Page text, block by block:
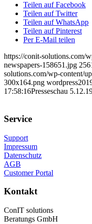
Teilen auf Facebook
Teilen auf Twitter
Teilen auf WhatsApp
Teilen auf Pinterest
Per E-Mail teilen
https://conit-solutions.com/
newspapers-158651.jpg
solutions.com/wp-content/
300x164.png wordpress
17:58:16Presseschau
Service
Support
Impressum
Datenschutz
AGB
Customer Portal
Kontakt
ConIT solutions
Beratungs GmbH